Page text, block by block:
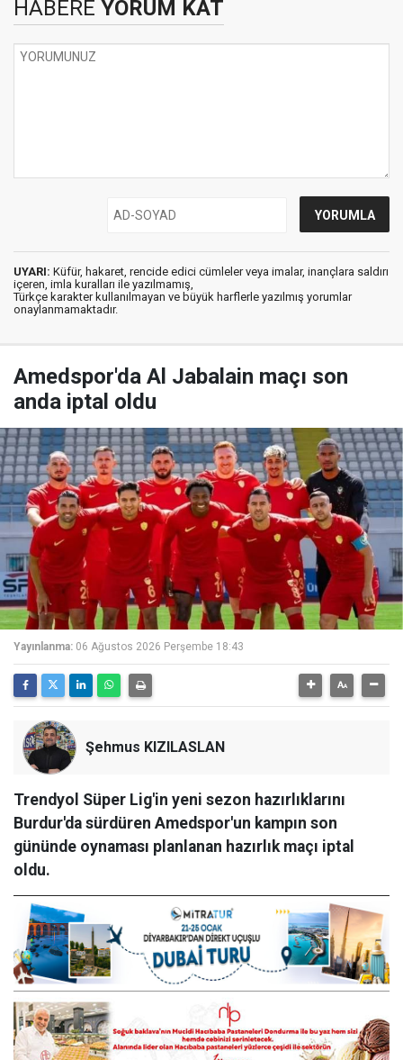
HABERE YORUM KAT
UYARI: Küfür, hakaret, rencide edici cümleler veya imalar, inançlara saldırı
içeren, imla kuralları ile yazılmamış,
Türkçe karakter kullanılmayan ve büyük harflerle yazılmış yorumlar
onaylanmamaktadır.
Amedspor'da Al Jabalain maçı son
anda iptal oldu
Yayınlanma: 06 Ağustos 2026 Perşembe 18:43
Şehmus KIZILASLAN
Trendyol Süper Lig'in yeni sezon hazırlıklarını
Burdur'da sürdüren Amedspor'un kampın son
gününde oynaması planlanan hazırlık maçı iptal
oldu.